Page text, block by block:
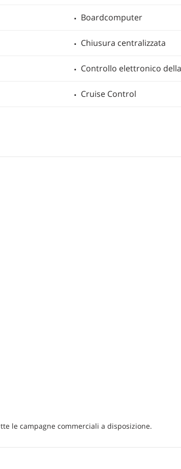
Boardcomputer
Chiusura centralizzata
Controllo elettronico
Cruise Control
le campagne commerciali a disposizione.